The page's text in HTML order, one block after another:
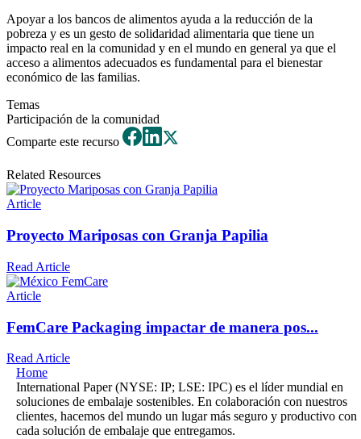
Apoyar a los bancos de alimentos ayuda a la reducción de la
pobreza y es un gesto de solidaridad alimentaria que tiene un
impacto real en la comunidad y en el mundo en general ya que el
acceso a alimentos adecuados es fundamental para el bienestar
económico de las familias.
Temas
Participación de la comunidad
Comparte este recurso
Related Resources
Article
Proyecto Mariposas con Granja Papilia
Read Article
Article
FemCare Packaging impactar de manera pos...
Read Article
Home
International Paper (NYSE: IP; LSE: IPC) es el líder mundial en
soluciones de embalaje sostenibles. En colaboración con nuestros
clientes, hacemos del mundo un lugar más seguro y productivo con
cada solución de embalaje que entregamos.